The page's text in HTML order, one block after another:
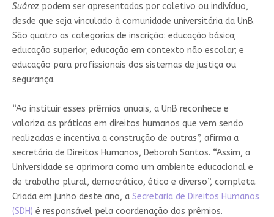
Suárezpodem ser apresentadas por coletivo ou indivíduo,
desde que seja vinculado à comunidade universitária da UnB.
São quatro as categorias de inscrição: educação básica;
educação superior; educação em contexto não escolar; e
educação para profissionais dos sistemas de justiça ou
segurança.
“Ao instituir esses prêmios anuais, a UnB reconhece e
valoriza as práticas em direitos humanos que vem sendo
realizadas e incentiva a construção de outras”, afirma a
secretária de Direitos Humanos, Deborah Santos. “Assim, a
Universidade se aprimora como um ambiente educacional e
de trabalho plural, democrático, ético e diverso”, completa.
Criada em junho deste ano, a Secretaria de Direitos Humanos
(SDH) é responsável pela coordenação dos prêmios.